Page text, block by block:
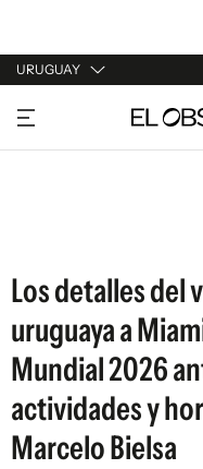
URUGUAY
URUGUAY
ARGENTINA
Los detalles del
uruguaya a
Mundial 2026
actividades y
Marcelo Bielsa